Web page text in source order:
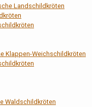
Landschildkröten
Klappen-Weichschildkröten
Waldschildkröten